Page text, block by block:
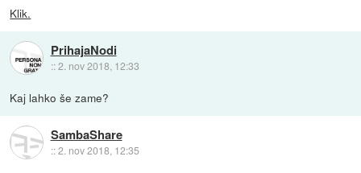
Klik.
PrihajaNodi
::2. nov 2018, 12:33
Kaj lahko še zame?
SambaShare
::2. nov 2018, 12:35